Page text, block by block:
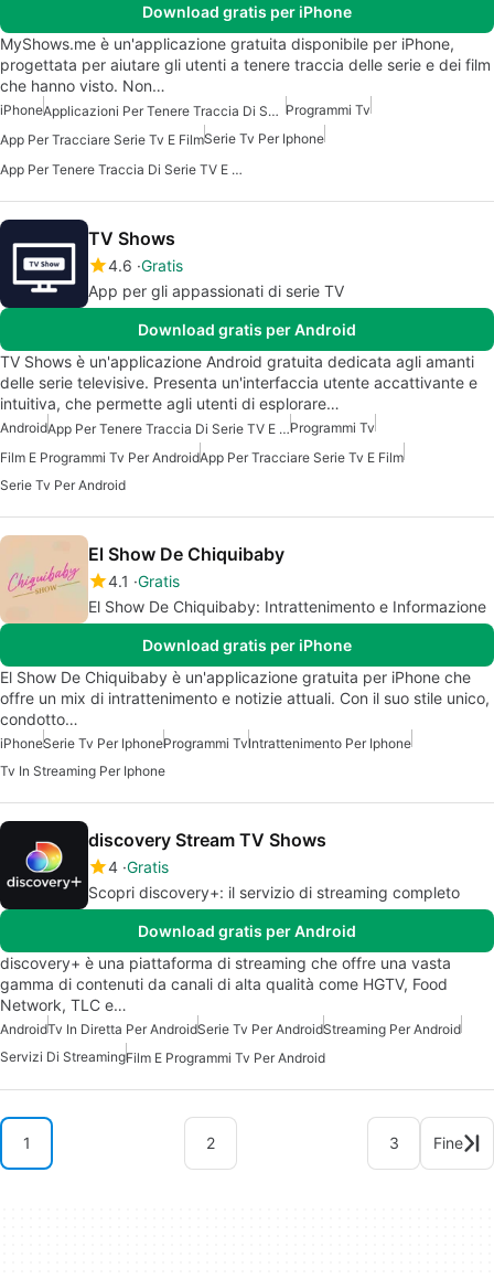
Download gratis per iPhone
MyShows.me è un'applicazione gratuita disponibile per iPhone,
progettata per aiutare gli utenti a tenere traccia delle serie e dei film
che hanno visto. Non…
iPhone Applicazioni Per Tenere Traccia Di Serie TV E Film Programmi Tv
App Per Tracciare Serie Tv E FilmSerie Tv Per Iphone
App Per Tenere Traccia Di Serie TV E Film
TV Shows
4.6 Gratis
App per gli appassionati di serie TV
Download gratis per Android
TV Shows è un'applicazione Android gratuita dedicata agli amanti
delle serie televisive. Presenta un'interfaccia utente accattivante e
intuitiva, che permette agli utenti di esplorare…
Android App Per Tenere Traccia Di Serie TV E FilmProgrammi Tv
Film E Programmi Tv Per AndroidApp Per Tracciare Serie Tv E Film
Serie Tv Per Android
El Show De Chiquibaby
4.1 Gratis
El Show De Chiquibaby: Intrattenimento e Informazione
Download gratis per iPhone
El Show De Chiquibaby è un'applicazione gratuita per iPhone che
offre un mix di intrattenimento e notizie attuali. Con il suo stile unico,
condotto…
iPhoneSerie Tv Per IphoneProgrammi TvIntrattenimento Per Iphone
Tv In Streaming Per Iphone
discovery Stream TV Shows
4 Gratis
Scopri discovery+: il servizio di streaming completo
Download gratis per Android
discovery+ è una piattaforma di streaming che offre una vasta
gamma di contenuti da canali di alta qualità come HGTV, Food
Network, TLC e…
AndroidTv In Diretta Per AndroidSerie Tv Per AndroidStreaming Per Android
Servizi Di StreamingFilm E Programmi Tv Per Android
1 2 3 Fine